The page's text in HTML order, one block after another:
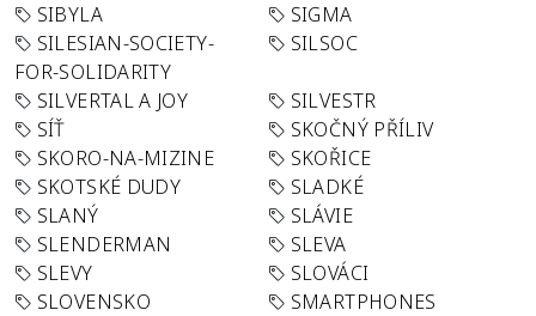
SIBYLA
SIGMA
SILESIAN-SOCIETY-
FOR-SOLIDARITY
SILSOC
SILVERTAL A JOY
SILVESTR
SÍŤ
SKOČNÝ PŘÍLIV
SKORO-NA-MIZINE
SKOŘICE
SKOTSKÉ DUDY
SLADKÉ
SLANÝ
SLÁVIE
SLENDERMAN
SLEVA
SLEVY
SLOVÁCI
SLOVENSKO
SMARTPHONES